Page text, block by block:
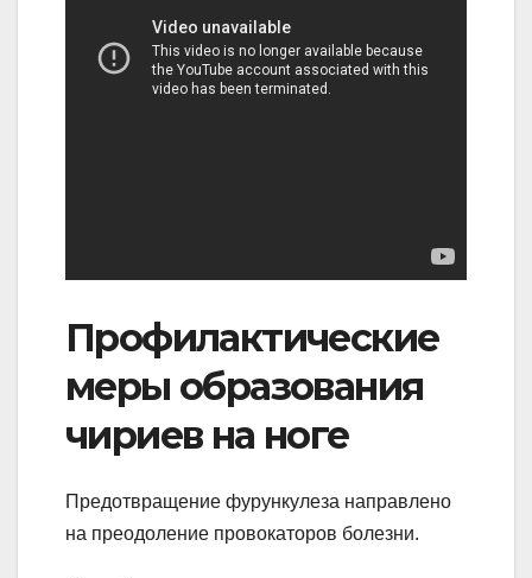
Профилактические
меры образования
чириев на ноге
Предотвращение фурункулеза направлено
на преодоление провокаторов болезни.